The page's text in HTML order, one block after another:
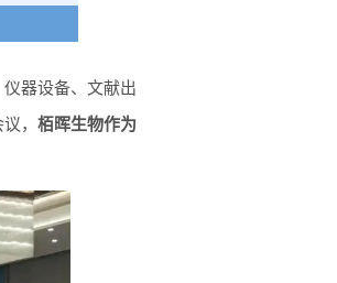
器设备、文献出
， 栢晖生物作为